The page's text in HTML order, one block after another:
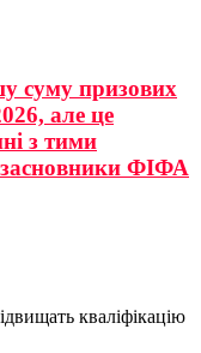
суму призових
але це
з тими
ФІФА
кваліфікацію